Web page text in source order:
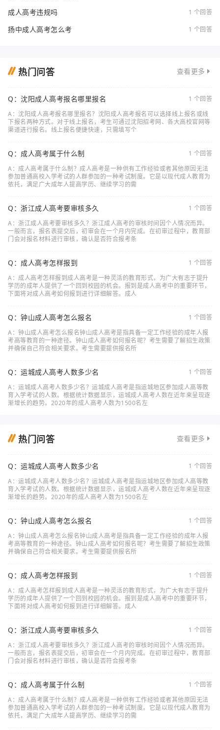
成人高考违规吗 1 个回答
扬中成人高考怎么考 1 个回答
热门问答 查看更多
Q：沈阳成人高考报名哪里报名
1 个回答
A：沈阳成人高考报名哪里报名？沈阳成人高考报名可以选择线上报名或线
下报名两种方式。对于线上报名，考生可通过沈阳招考网、各大高校官网等
渠道进行报名。线上报名便捷快速，只需填写个
Q：成人高考属于什么制
1 个回答
A：成人高考属于什么制？成人高考是一种供有工作经验或者其他原因无法
参加普通高校入学考试的人群参加的一种考试制度。它是以现代成人教育为
依托，满足广大成年人提高学历、继续学习的需
Q：浙江成人高考要审核多久
1 个回答
A：浙江成人高考要审核多久？浙江成人高考的审核时间因个人情况而异。
一般而言，报名表提交后，初审会在一个月内完成。在初审过程中，教育部
门会对报名材料进行审核，确认是否符合报考条
Q：成人高考怎样报到
1 个回答
A：成人高考怎样报到成人高考是一种灵活的教育形式，为广大有志于提升
学历的成年人提供了一个回到校园的机会。报到是成人高考中的重要环节，
下面将对成人高考如何报到进行详细解答。成人
Q：钟山成人高考怎么报名
1 个回答
A：钟山成人高考怎么报名钟山成人高考是指具备一定工作经验的成年人报
考高等教育的一种途径。钟山成人高考如何报名呢？考生需要了解招生政策
并确保自己符合相关要求。考生需要提供报名所
Q：运城成人高考人数多少名
1 个回答
A：运城成人高考人数多少名？运城成人高考是指运城地区参加成人高等教
育入学考试的人数。根据统计数据显示，运城成人高考人数在近年来呈现逐
渐增长的趋势。2020年的成人高考人数为1500名左
热门问答 查看更多
Q：运城成人高考人数多少名
1 个回答
A：运城成人高考人数多少名？运城成人高考是指运城地区参加成人高等教
育入学考试的人数。根据统计数据显示，运城成人高考人数在近年来呈现逐
渐增长的趋势。2020年的成人高考人数为1500名左
Q：钟山成人高考怎么报名
1 个回答
A：钟山成人高考怎么报名钟山成人高考是指具备一定工作经验的成年人报
考高等教育的一种途径。钟山成人高考如何报名呢？考生需要了解招生政策
并确保自己符合相关要求。考生需要提供报名所
Q：成人高考怎样报到
1 个回答
A：成人高考怎样报到成人高考是一种灵活的教育形式，为广大有志于提升
学历的成年人提供了一个回到校园的机会。报到是成人高考中的重要环节，
下面将对成人高考如何报到进行详细解答。成人
Q：浙江成人高考要审核多久
1 个回答
A：浙江成人高考要审核多久？浙江成人高考的审核时间因个人情况而异。
一般而言，报名表提交后，初审会在一个月内完成。在初审过程中，教育部
门会对报名材料进行审核，确认是否符合报考条
Q：成人高考属于什么制
1 个回答
A：成人高考属于什么制？成人高考是一种供有工作经验或者其他原因无法
参加普通高校入学考试的人群参加的一种考试制度。它是以现代成人教育为
依托，满足广大成年人提高学历、继续学习的需